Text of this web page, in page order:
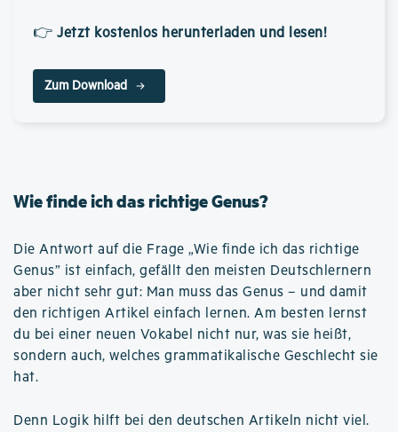
👉 Jetzt kostenlos herunterladen und lesen!
Zum Download
Wie finde ich das richtige Genus?
Die Antwort auf die Frage „Wie finde ich das richtige
Genus” ist einfach, gefällt den meisten Deutschlernern
aber nicht sehr gut: Man muss das Genus – und damit
den richtigen Artikel einfach lernen. Am besten lernst
du bei einer neuen Vokabel nicht nur, was sie heißt,
sondern auch, welches grammatikalische Geschlecht sie
hat.
Denn Logik hilft bei den deutschen Artikeln nicht viel.